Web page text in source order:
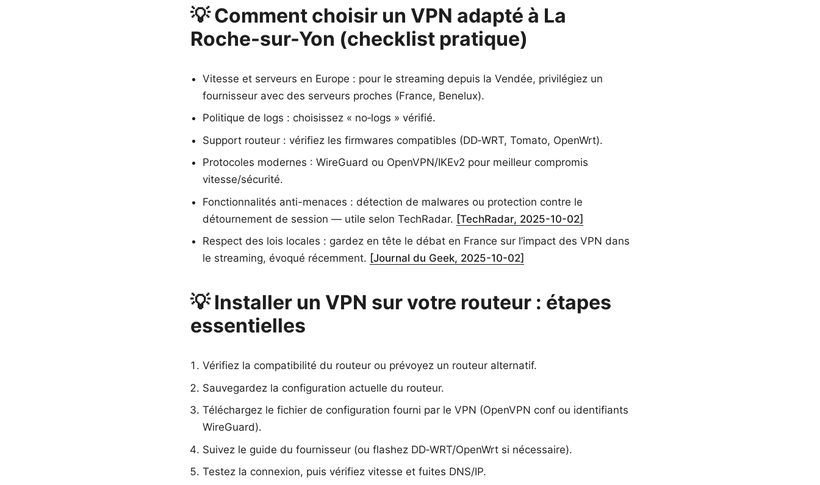
💡 Comment choisir un VPN adapté à La
Roche-sur-Yon (checklist pratique)
Vitesse et serveurs en Europe : pour le streaming depuis la Vendée, privilégiez un
fournisseur avec des serveurs proches (France, Benelux).
Politique de logs : choisissez « no‑logs » vérifié.
Support routeur : vérifiez les firmwares compatibles (DD‑WRT, Tomato, OpenWrt).
Protocoles modernes : WireGuard ou OpenVPN/IKEv2 pour meilleur compromis
vitesse/sécurité.
Fonctionnalités anti-menaces : détection de malwares ou protection contre le
détournement de session — utile selon TechRadar. [TechRadar, 2025-10-02]
Respect des lois locales : gardez en tête le débat en France sur l’impact des VPN dans
le streaming, évoqué récemment. [Journal du Geek, 2025-10-02]
💡 Installer un VPN sur votre routeur : étapes
essentielles
Vérifiez la compatibilité du routeur ou prévoyez un routeur alternatif.
Sauvegardez la configuration actuelle du routeur.
Téléchargez le fichier de configuration fourni par le VPN (OpenVPN conf ou identifiants
WireGuard).
Suivez le guide du fournisseur (ou flashez DD‑WRT/OpenWrt si nécessaire).
Testez la connexion, puis vérifiez vitesse et fuites DNS/IP.